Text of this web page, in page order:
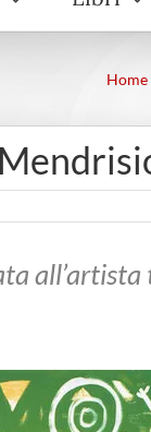
Home
all’artista